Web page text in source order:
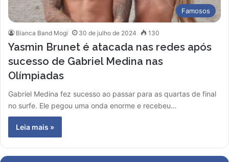
Famosos
Bianca Band Mogi 30 de julho de 2024 130
Yasmin Brunet é atacada nas redes após
sucesso de Gabriel Medina nas
Olímpiadas
Gabriel Medina fez sucesso ao passar para as quartas de final
no surfe. Ele pegou uma onda enorme e recebeu…
Leia mais »